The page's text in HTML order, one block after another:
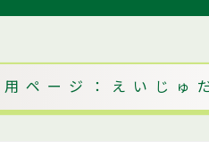
ページ：えいじゅ